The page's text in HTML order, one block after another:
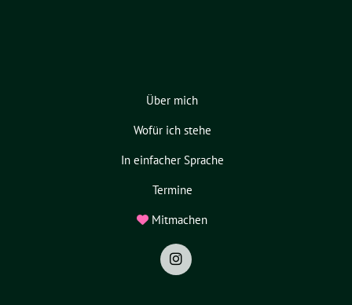
Über mich
Wofür ich stehe
In einfacher Sprache
Termine
Mitmachen